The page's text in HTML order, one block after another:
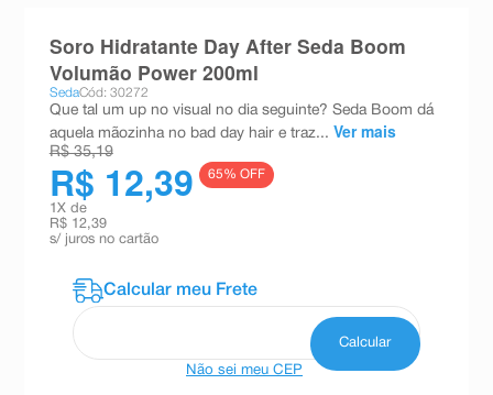
Soro Hidratante Day After Seda Boom
Volumão Power 200ml
SedaCód: 30272
Que tal um up no visual no dia seguinte? Seda Boom dá
aquela mãozinha no bad day hair e traz... Ver mais
R$ 35,19
R$ 12,39 65% OFF
1 X de
R$ 12,39
s/ juros no cartão
Não sei meu CEP
absorvente
10ºshampoo